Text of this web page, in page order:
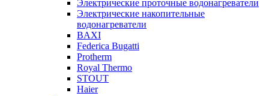
Электрические проточные водонагреватели
Электрические накопительные
водонагреватели
BAXI
Federica Bugatti
Protherm
Royal Thermo
STOUT
Haier